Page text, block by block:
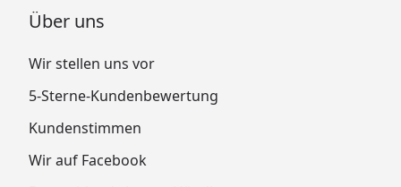
Über uns
Wir stellen uns vor
5-Sterne-Kundenbewertung
Kundenstimmen
Wir auf Facebook